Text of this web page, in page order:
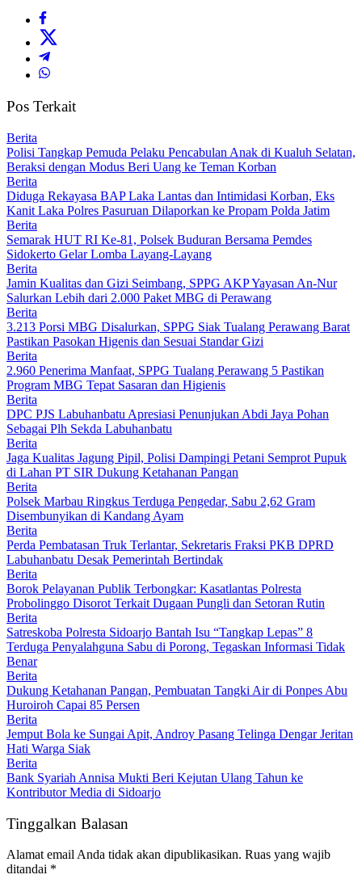
Pos Terkait
Berita
Polisi Tangkap Pemuda Pelaku Pencabulan Anak di Kualuh Selatan,
Beraksi dengan Modus Beri Uang ke Teman Korban
Berita
Diduga Rekayasa BAP Laka Lantas dan Intimidasi Korban, Eks
Kanit Laka Polres Pasuruan Dilaporkan ke Propam Polda Jatim
Berita
Semarak HUT RI Ke-81, Polsek Buduran Bersama Pemdes
Sidokerto Gelar Lomba Layang-Layang
Berita
Jamin Kualitas dan Gizi Seimbang, SPPG AKP Yayasan An-Nur
Salurkan Lebih dari 2.000 Paket MBG di Perawang
Berita
3.213 Porsi MBG Disalurkan, SPPG Siak Tualang Perawang Barat
Pastikan Pasokan Higenis dan Sesuai Standar Gizi
Berita
2.960 Penerima Manfaat, SPPG Tualang Perawang 5 Pastikan
Program MBG Tepat Sasaran dan Higienis
Berita
DPC PJS Labuhanbatu Apresiasi Penunjukan Abdi Jaya Pohan
Sebagai Plh Sekda Labuhanbatu
Berita
Jaga Kualitas Jagung Pipil, Polisi Dampingi Petani Semprot Pupuk
di Lahan PT SIR Dukung Ketahanan Pangan
Berita
Polsek Marbau Ringkus Terduga Pengedar, Sabu 2,62 Gram
Disembunyikan di Kandang Ayam
Berita
Perda Pembatasan Truk Terlantar, Sekretaris Fraksi PKB DPRD
Labuhanbatu Desak Pemerintah Bertindak
Berita
Borok Pelayanan Publik Terbongkar: Kasatlantas Polresta
Probolinggo Disorot Terkait Dugaan Pungli dan Setoran Rutin
Berita
Satreskoba Polresta Sidoarjo Bantah Isu “Tangkap Lepas” 8
Terduga Penyalahguna Sabu di Porong, Tegaskan Informasi Tidak
Benar
Berita
Dukung Ketahanan Pangan, Pembuatan Tangki Air di Ponpes Abu
Huroiroh Capai 85 Persen
Berita
Jemput Bola ke Sungai Apit, Androy Pasang Telinga Dengar Jeritan
Hati Warga Siak
Berita
Bank Syariah Annisa Mukti Beri Kejutan Ulang Tahun ke
Kontributor Media di Sidoarjo
Tinggalkan Balasan
Alamat email Anda tidak akan dipublikasikan. Ruas yang wajib
ditandai *